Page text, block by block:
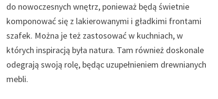
do nowoczesnych wnętrz, ponieważ będą świetnie
komponować się z lakierowanymi i gładkimi frontami
szafek. Można je też zastosować w kuchniach, w
których inspiracją była natura. Tam również doskonale
odegrają swoją rolę, będąc uzupełnieniem drewnianych
mebli.